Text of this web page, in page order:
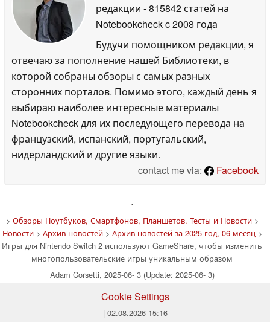
редакции - 815842 статей на
Notebookcheckc 2008 года
Будучи помощником редакции, я
отвечаю за пополнение нашей Библиотеки, в
которой собраны обзоры с самых разных
сторонних порталов. Помимо этого, каждый день я
выбираю наиболее интересные материалы
Notebookcheck для их последующего перевода на
французский, испанский, португальский,
нидерландский и другие языки.
contact me via:
Facebook
'
> Обзоры Ноутбуков, Смартфонов, Планшетов. Тесты и Новости>
Новости> Архив новостей> Архив новостей за 2025 год, 06 месяц >
Игры для Nintendo Switch 2 используют GameShare, чтобы изменить
многопользовательские игры уникальным образом
Adam Corsetti, 2025-06- 3 (Update: 2025-06- 3)
Cookie Settings
| 02.08.2026 15:16